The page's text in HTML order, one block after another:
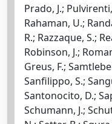
Prado, J.;
Rahaman, U.;
R.; Razzaque, S.;
Robinson, J.;
Greus, F.;
Sanfilippo, S.;
Santonocito, D.;
Schumann, J.;